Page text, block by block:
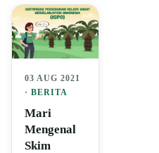
03 AUG 2021
· BERITA
Mari
Mengenal
Skim